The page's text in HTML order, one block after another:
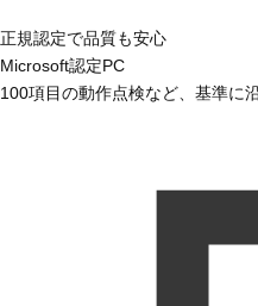
正規認定で品質も安心
Microsoft認定PC
100項目の動作点検など、基準に